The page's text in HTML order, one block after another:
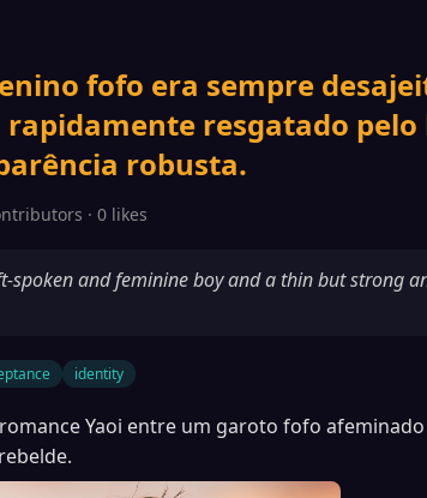
fofo era sempre
rapidamente resgatado pelo
robusta.
· 0 likes
spoken and feminine boy and a thin but strong
identity
Yaoi entre um garoto fofo